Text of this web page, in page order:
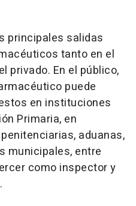
principales salidas
tanto en el
privado. En el público,
puede
en instituciones
Primaria, en
aduanas,
municipales, entre
como inspector y